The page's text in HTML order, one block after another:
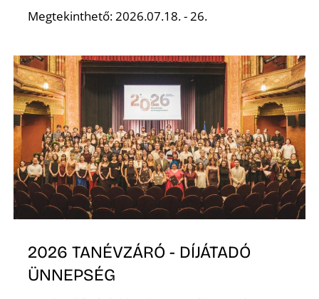
Megtekinthető: 2026.07.18. - 26.
2026 TANÉVZÁRÓ - DÍJÁTADÓ
ÜNNEPSÉG